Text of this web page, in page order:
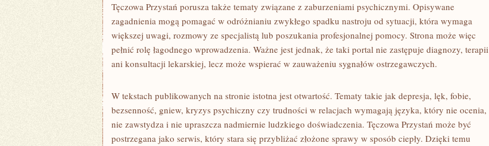
Tęczowa Przystań porusza także tematy związane z zaburzeniami psychicznymi. Opisywane
zagadnienia mogą pomagać w odróżnianiu zwykłego spadku nastroju od sytuacji, która wymaga
większej uwagi, rozmowy ze specjalistą lub poszukania profesjonalnej pomocy. Strona może więc
pełnić rolę łagodnego wprowadzenia. Ważne jest jednak, że taki portal nie zastępuje diagnozy, terapii
ani konsultacji lekarskiej, lecz może wspierać w zauważeniu sygnałów ostrzegawczych.
W tekstach publikowanych na stronie istotna jest otwartość. Tematy takie jak depresja, lęk, fobie,
bezsenność, gniew, kryzys psychiczny czy trudności w relacjach wymagają języka, który nie ocenia,
nie zawstydza i nie upraszcza nadmiernie ludzkiego doświadczenia. Tęczowa Przystań może być
postrzegana jako serwis, który stara się przybliżać złożone sprawy w sposób ciepły. Dzięki temu